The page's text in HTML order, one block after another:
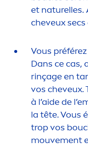
et naturelles.
cheveux
Vous
Dans ce cas,
rinçage en
vos cheveux.
à l’aide de
la tête. Vous
trop vos
mouvement